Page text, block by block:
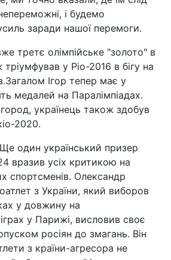
і будемо
заради нашої перемоги.
третє олімпійське "золото" в
тріумфував у Ріо-2016 в бігу на
Ігор тепер має у
медалей на Паралімпіадах.
українець також здобув
2020.
один український призер
вразив усіх критикою на
спортсменів. Олександр
з України, який виборов
у довжину на
у Парижі, висловив своє
росіян до змагань. Він
з країни-агресора не